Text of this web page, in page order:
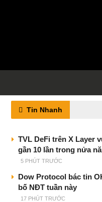
Tin Nhanh
TVL DeFi trên X Layer
gần 10 lần trong nửa
5 PHÚT TRƯỚC
Dow Protocol bác tin
bố NĐT tuần này
17 PHÚT TRƯỚC